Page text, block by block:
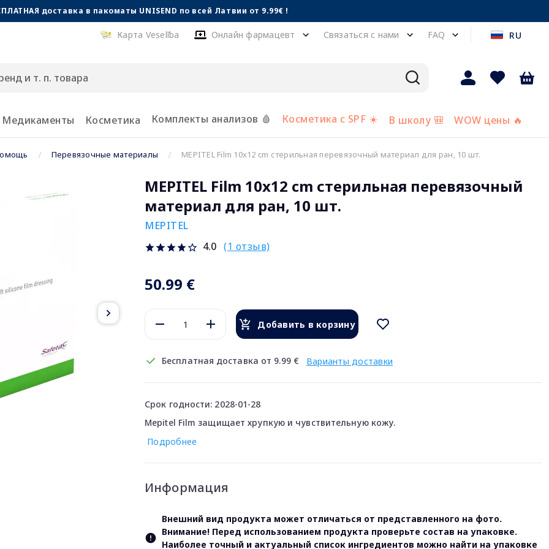
доставка в пакоматы UNISEND по всей Латвии от 9.99€ !
Карта Veselība Онлайн фармацевт Связаться с нами FAQ RU
Медикаменты Косметика Комплекты анализов 🩸 Косметика с SPF ☀️ В школу 🎒 WOW цены 🔥
Перевязочные материалы MEPITEL Film 10x12 cm стерильная перевязочный материал для ран, 10 шт.
MEPITEL Film 10x12 cm стерильная перевязочный
материал для ран, 10 шт.
MEPITEL
4.0 (1 отзыв)
50.99 €
Добавить в корзину
Бесплатная доставка от 9.99 € Варианты доставки
Срок годности: 2028-01-28
Mepitel Film защищает хрупкую и чувствительную кожу.
Подробнее
Информация
Внешний вид продукта может отличаться от представленного на фото.
Внимание! Перед использованием продукта проверьте состав на упаковке.
Наиболее точный и актуальный список ингредиентов можно найти на упаковке